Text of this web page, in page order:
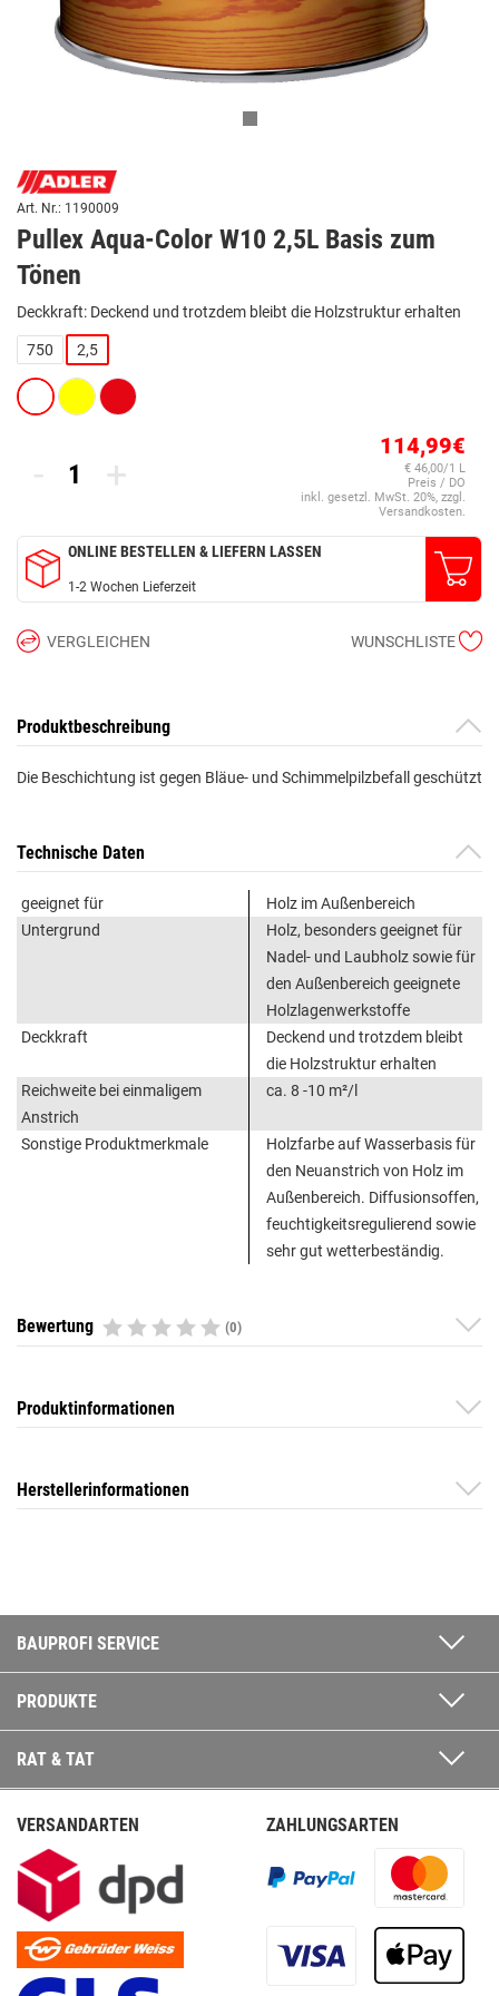
Art. Nr.: 1190009
Pullex Aqua-Color W10 2,5L Basis zum
Tönen
Deckkraft: Deckend und trotzdem bleibt die Holzstruktur erhalten
750 2,5
- +
114,99€
€ 46,00/1 L
Preis / DO
inkl. gesetzl. MwSt. 20%, zzgl.
Versandkosten.
ONLINE BESTELLEN & LIEFERN LASSEN
1-2 Wochen Lieferzeit
VERGLEICHEN WUNSCHLISTE
Produktbeschreibung
Die Beschichtung ist gegen Bläue- und Schimmelpilzbefall geschützt
Technische Daten
geeignet für
Holz im Außenbereich
Untergrund
Holz, besonders geeignet für
Nadel- und Laubholz sowie für
den Außenbereich geeignete
Holzlagenwerkstoffe
Deckkraft
Deckend und trotzdem bleibt
die Holzstruktur erhalten
Reichweite bei einmaligem
Anstrich
ca. 8 -10 m²/l
Sonstige Produktmerkmale
Holzfarbe auf Wasserbasis für
den Neuanstrich von Holz im
Außenbereich. Diffusionsoffen,
feuchtigkeitsregulierend sowie
sehr gut wetterbeständig.
Bewertung (0)
Produktinformationen
Herstellerinformationen
BAUPROFI SERVICE
PRODUKTE
RAT & TAT
VERSANDARTEN ZAHLUNGSARTEN